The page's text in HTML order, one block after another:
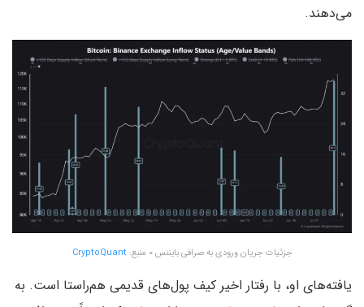
می‌دهند.
جزئیات جریان ورودی به صرافی بایننس ۰ منبع: CryptoQuant
یافته‌های او، با رفتار اخیر کیف‌ پول‌های قدیمی هم‌راستا است. به